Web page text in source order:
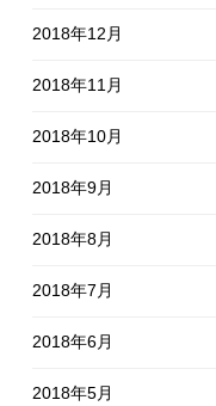
2018年12月
2018年11月
2018年10月
2018年9月
2018年8月
2018年7月
2018年6月
2018年5月